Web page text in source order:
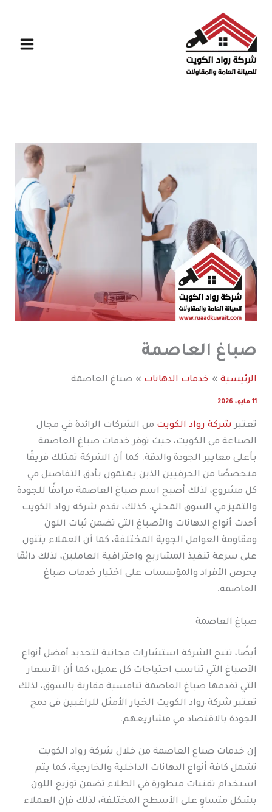
المحتوى
صباغ العاصمة
الرئيسية خدمات الدهانات صباغ العاصمة
11 مايو، 2026
تعتبر شركة رواد الكويت من الشركات الرائدة في مجال
الصباغة في الكويت، حيث توفر خدمات صباغ العاصمة
بأعلى معايير الجودة والدقة. كما أن الشركة تمتلك فريقًا
متخصصًا من الحرفيين الذين يهتمون بأدق التفاصيل في
كل مشروع، لذلك أصبح اسم صباغ العاصمة مرادفًا للجودة
والتميز في السوق المحلي. كذلك، تقدم شركة رواد الكويت
أحدث أنواع الدهانات والأصباغ التي تضمن ثبات اللون
ومقاومة العوامل الجوية المختلفة، كما أن العملاء يثنون
على سرعة تنفيذ المشاريع واحترافية العاملين، لذلك دائمًا
يحرص الأفراد والمؤسسات على اختيار خدمات صباغ
العاصمة.
صباغ العاصمة
أيضًا، تتيح الشركة استشارات مجانية لتحديد أفضل أنواع
الأصباغ التي تناسب احتياجات كل عميل، كما أن الأسعار
التي تقدمها صباغ العاصمة تنافسية مقارنة بالسوق، لذلك
تعتبر شركة رواد الكويت الخيار الأمثل للراغبين في دمج
الجودة بالاقتصاد في مشاريعهم.
إن خدمات صباغ العاصمة من خلال شركة رواد الكويت
تشمل كافة أنواع الدهانات الداخلية والخارجية، كما يتم
استخدام تقنيات متطورة في الطلاء تضمن توزيع اللون
بشكل متساوٍ على الأسطح المختلفة، لذلك فإن العملاء